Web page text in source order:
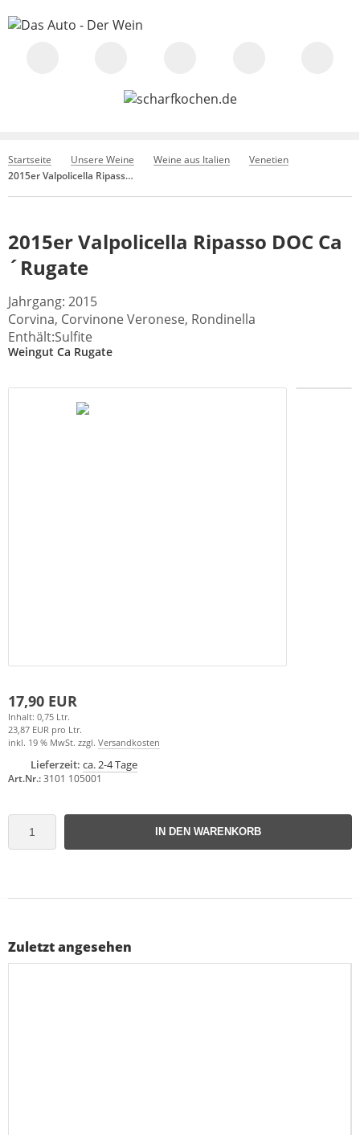
Startseite Unsere Weine Weine aus Italien
Venetien
2015er Valpolicella Ripasso DOC Ca´Rugate
2015er Valpolicella Ripasso DOC Ca
´Rugate
Jahrgang: 2015
Corvina, Corvinone Veronese, Rondinella
Enthält:Sulfite
Weingut Ca Rugate
17,90 EUR
Inhalt: 0,75 Ltr.
23,87 EUR pro Ltr.
inkl. 19 % MwSt. zzgl. Versandkosten
Lieferzeit: ca. 2-4 Tage
Art.Nr.:3101 105001
IN DEN WARENKORB
Zuletzt angesehen